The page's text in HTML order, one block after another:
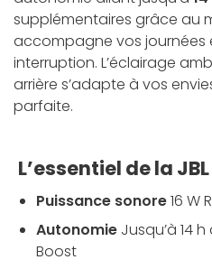
supplémentaires grâce au
accompagne vos journées
interruption. L’éclairage
arrière s’adapte à vos
parfaite.
L’essentiel de la
Puissance sonore16 W
Autonomie Jusqu’à 14
Boost